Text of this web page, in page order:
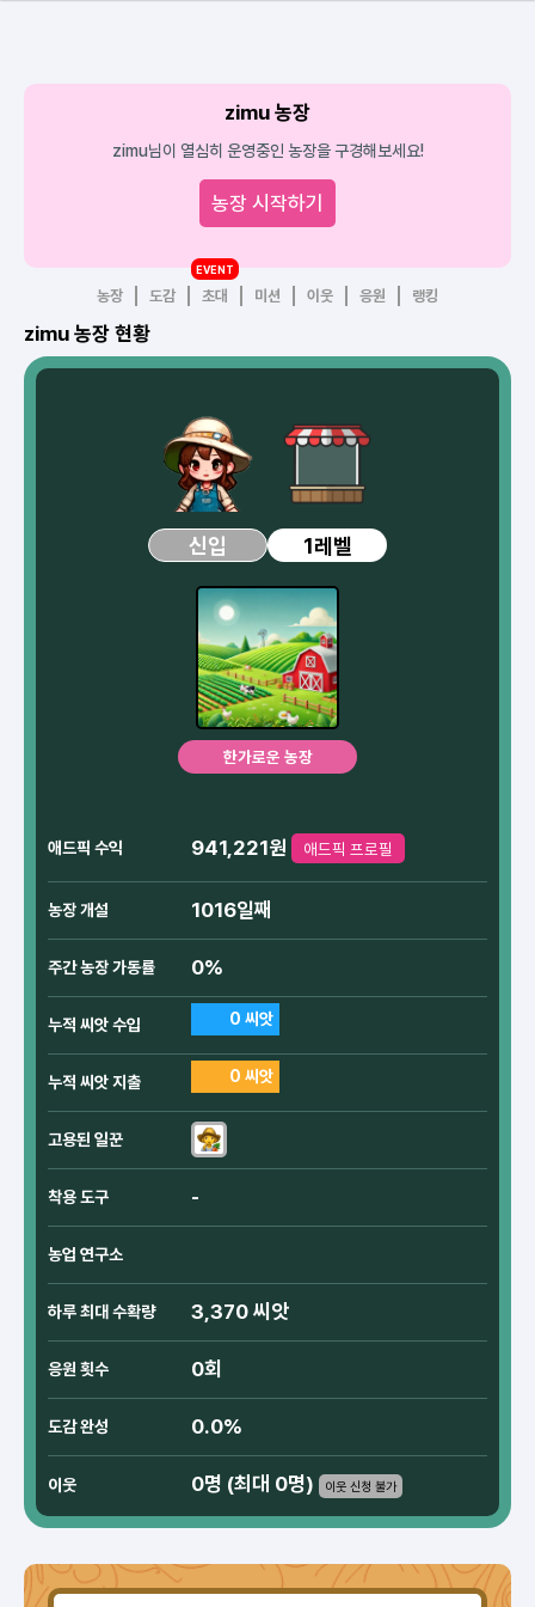
zimu 농장
zimu님이 열심히 운영중인 농장을 구경해보세요!
농장 시작하기
농장 도감 초대
EVENT
미션 이웃 응원 랭킹
zimu 농장 현황
신입 1레벨
한가로운 농장
애드픽 수익 941,221원 애드픽 프로필
농장 개설 1016일째
주간 농장 가동률 0%
누적 씨앗 수입 0 씨앗
누적 씨앗 지출 0 씨앗
고용된 일꾼
착용 도구 -
농업 연구소
하루 최대 수확량 3,370 씨앗
응원 횟수 0회
도감 완성 0.0%
이웃 0명 (최대 0명) 이웃 신청 불가